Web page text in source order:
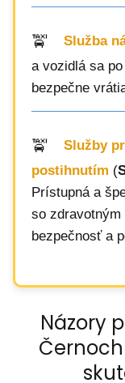
Služba
a vozidlá sa
bezpečne
Služby
postihnutím (
Prístupná a
so
bezpečnosť a
Názory